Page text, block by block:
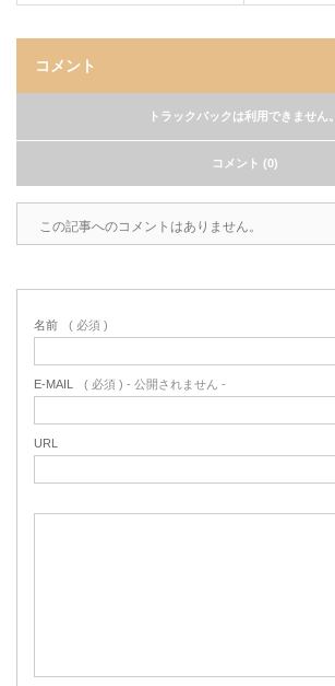
コメント
トラックバックは利用できません。
コメント (0)
この記事へのコメントはありません。
名前 ( 必須 )
E-MAIL ( 必須 ) - 公開されません -
URL